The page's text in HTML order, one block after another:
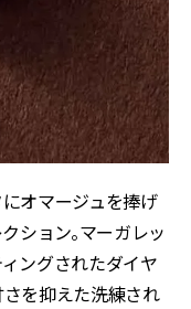
オマージュを捧げ
ション。マーガレッ
ングされたダイヤ
を抑えた洗練され